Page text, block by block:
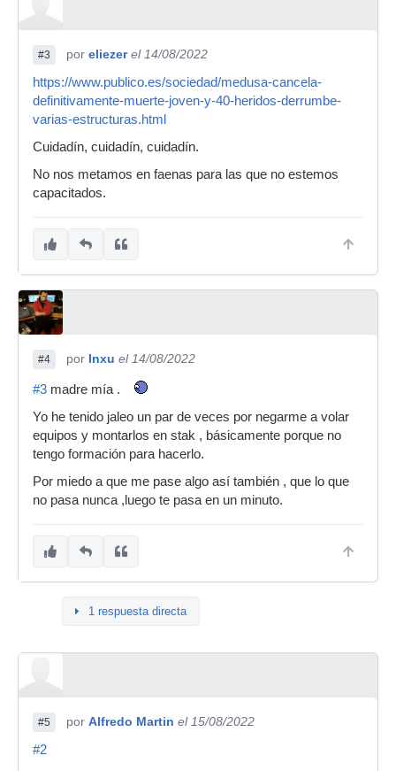
#3 por eliezer el 14/08/2022
https://www.publico.es/sociedad/medusa-cancela-
definitivamente-muerte-joven-y-40-heridos-derrumbe-
varias-estructuras.html
Cuidadín, cuidadín, cuidadín.
No nos metamos en faenas para las que no estemos
capacitados.
#4 por Inxu el 14/08/2022
#3 madre mía .
Yo he tenido jaleo un par de veces por negarme a volar
equipos y montarlos en stak , básicamente porque no
tengo formación para hacerlo.
Por miedo a que me pase algo así también , que lo que
no pasa nunca ,luego te pasa en un minuto.
1 respuesta directa
#5 por Alfredo Martin el 15/08/2022
#2